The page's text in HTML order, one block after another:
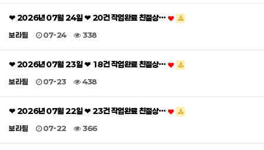
❤ 2026년 07월 24일 ❤ 20건 작업완료 친절상…
보라팀 07-24 338
❤ 2026년 07월 23일 ❤ 18건 작업완료 친절상…
보라팀 07-23 438
❤ 2026년 07월 22일 ❤ 23건 작업완료 친절상…
보라팀 07-22 366